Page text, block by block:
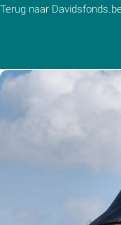
Terug naar